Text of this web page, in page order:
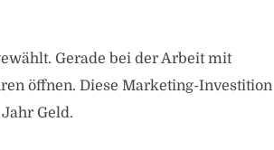
Gerade bei der Arbeit mit
öffnen. Diese Marketing-Investition
Geld.